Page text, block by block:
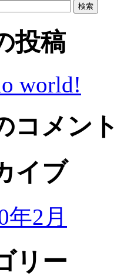
投稿
world!
コメント
イブ
年2月
リー